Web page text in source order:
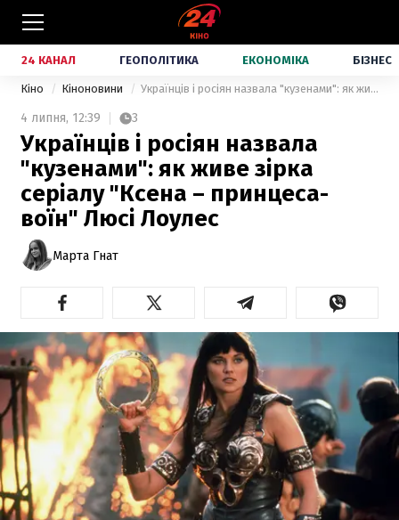
24 КАНАЛ ГЕОПОЛІТИКА ЕКОНОМІКА БІЗНЕС
Кіно Кіноновини Українців і росіян назвала "кузенами": як живе зірка серіалу "Ксена – принцеса-воїн" Люсі Лоулес
4 липня, 12:39 3
Українців і росіян назвала
"кузенами": як живе зірка
серіалу "Ксена – принцеса-
воїн" Люсі Лоулес
Марта Гнат